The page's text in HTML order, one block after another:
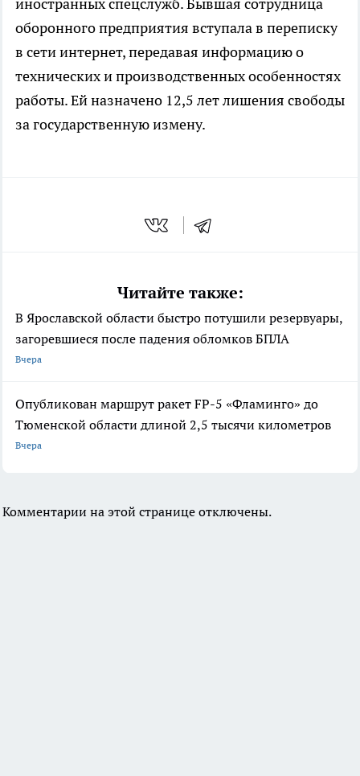
иностранных спецслужб. Бывшая сотрудница
оборонного предприятия вступала в переписку
в сети интернет, передавая информацию о
технических и производственных особенностях
работы. Ей назначено 12,5 лет лишения свободы
за государственную измену.
Читайте также:
В Ярославской области быстро потушили резервуары,
загоревшиеся после падения обломков БПЛА
Вчера
Опубликован маршрут ракет FP-5 «Фламинго» до
Тюменской области длиной 2,5 тысячи километров
Вчера
Комментарии на этой странице отключены.